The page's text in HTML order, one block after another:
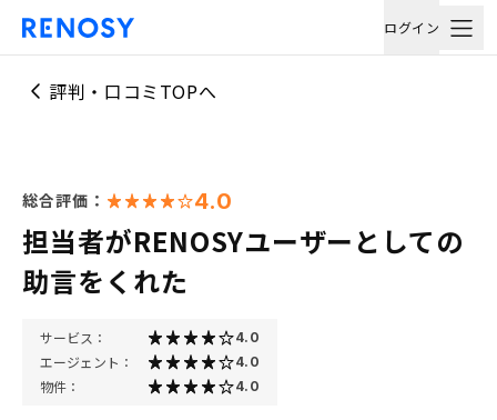
ログイン
評判・口コミTOPへ
総合評価： 4.0
担当者がRENOSYユーザーとしての
助言をくれた
サービス： 4.0
エージェント： 4.0
物件： 4.0